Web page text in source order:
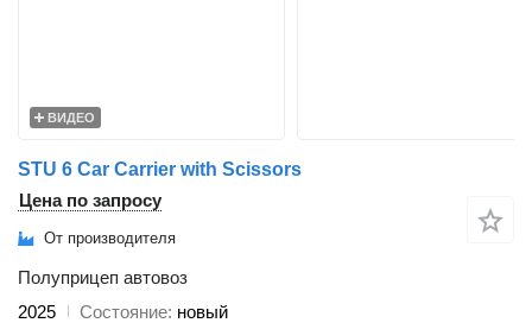
ВИДЕО
STU 6 Car Carrier with Scissors
Цена по запросу
От производителя
Полуприцеп автовоз
2025
Состояние новый